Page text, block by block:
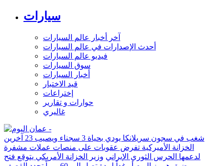
سيارات
آخر أخبار عالم السيارات
أحدث الإصدارات في عالم السيارات
فيديو عالم السيارات
سوق السيارات
أخبار السيارات
قيد الاختبار
إختراعات
حوارات و تقارير
غاليري
شغب في سجون سريلانكا يودي بحياة 3 سجناء ويصيب 23 آخرين
الخزانة الأميركية تفرض عقوبات على منصات عملات مشفرة
لدعمها الحرس الثوري الإيراني وزير الخزانة الأمريكي يتوقع فتح